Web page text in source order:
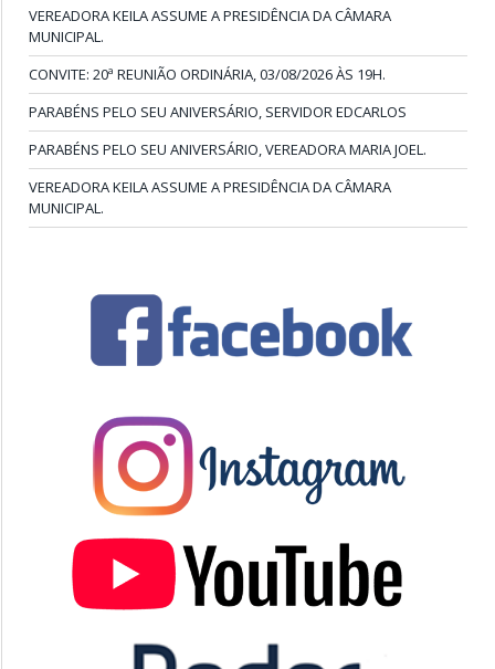
VEREADORA KEILA ASSUME A PRESIDÊNCIA DA CÂMARA
MUNICIPAL.
CONVITE: 20ª REUNIÃO ORDINÁRIA, 03/08/2026 ÀS 19H.
PARABÉNS PELO SEU ANIVERSÁRIO, SERVIDOR EDCARLOS
PARABÉNS PELO SEU ANIVERSÁRIO, VEREADORA MARIA JOEL.
VEREADORA KEILA ASSUME A PRESIDÊNCIA DA CÂMARA
MUNICIPAL.